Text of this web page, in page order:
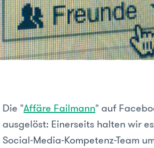
Die "Affäre Failmann" auf
ausgelöst: Einerseits halten wir
Social-Media-Kompetenz-Team